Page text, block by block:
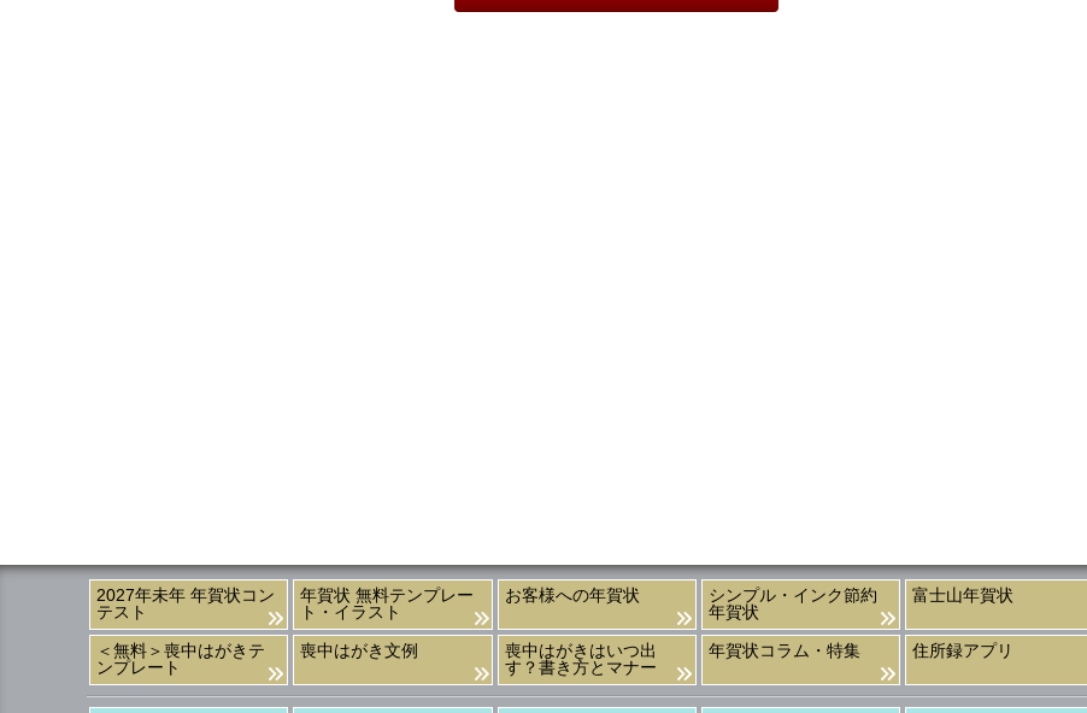
2027年未年 年賀状コン
テスト
年賀状 無料テンプレー
ト・イラスト
お客様への年賀状
シンプル・インク節約
年賀状
富士山年賀状
＜無料＞喪中はがきテ
ンプレート
喪中はがき文例
喪中はがきはいつ出
す？書き方とマナー
年賀状コラム・特集 住所録アプリ